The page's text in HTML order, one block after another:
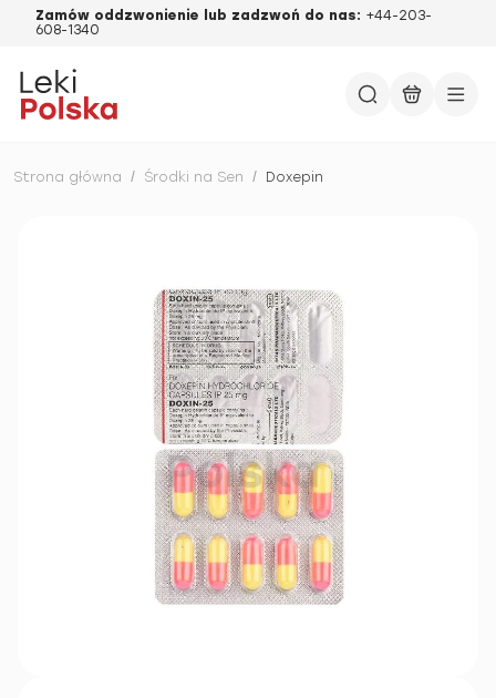
Zamów oddzwonienie lub zadzwoń do nas: +44-203-
608-1340
Strona główna / Środki na Sen / Doxepin